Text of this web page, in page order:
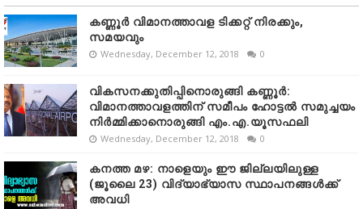
കണ്ണൂർ വിമാനത്താവള ടിക്കറ്റ് നിരക്കും,
സമയവും
Wednesday, December 12, 2018 0
വികസനക്കുതിപ്പിനൊരുങ്ങി കണ്ണൂർ:
വിമാനത്താവളത്തിന് സമീപം ഹോട്ടൽ സമുച്ചയം
നിർമ്മിക്കാനൊരുങ്ങി എം.എ.യൂസഫലി
Wednesday, December 12, 2018 0
കനത്ത മഴ: നാളെയും ഈ ജില്ലയിലുള്ള
(ജൂലൈ 23) വിദ്യാഭ്യാസ സ്ഥാപനങ്ങൾക്ക്
അവധി